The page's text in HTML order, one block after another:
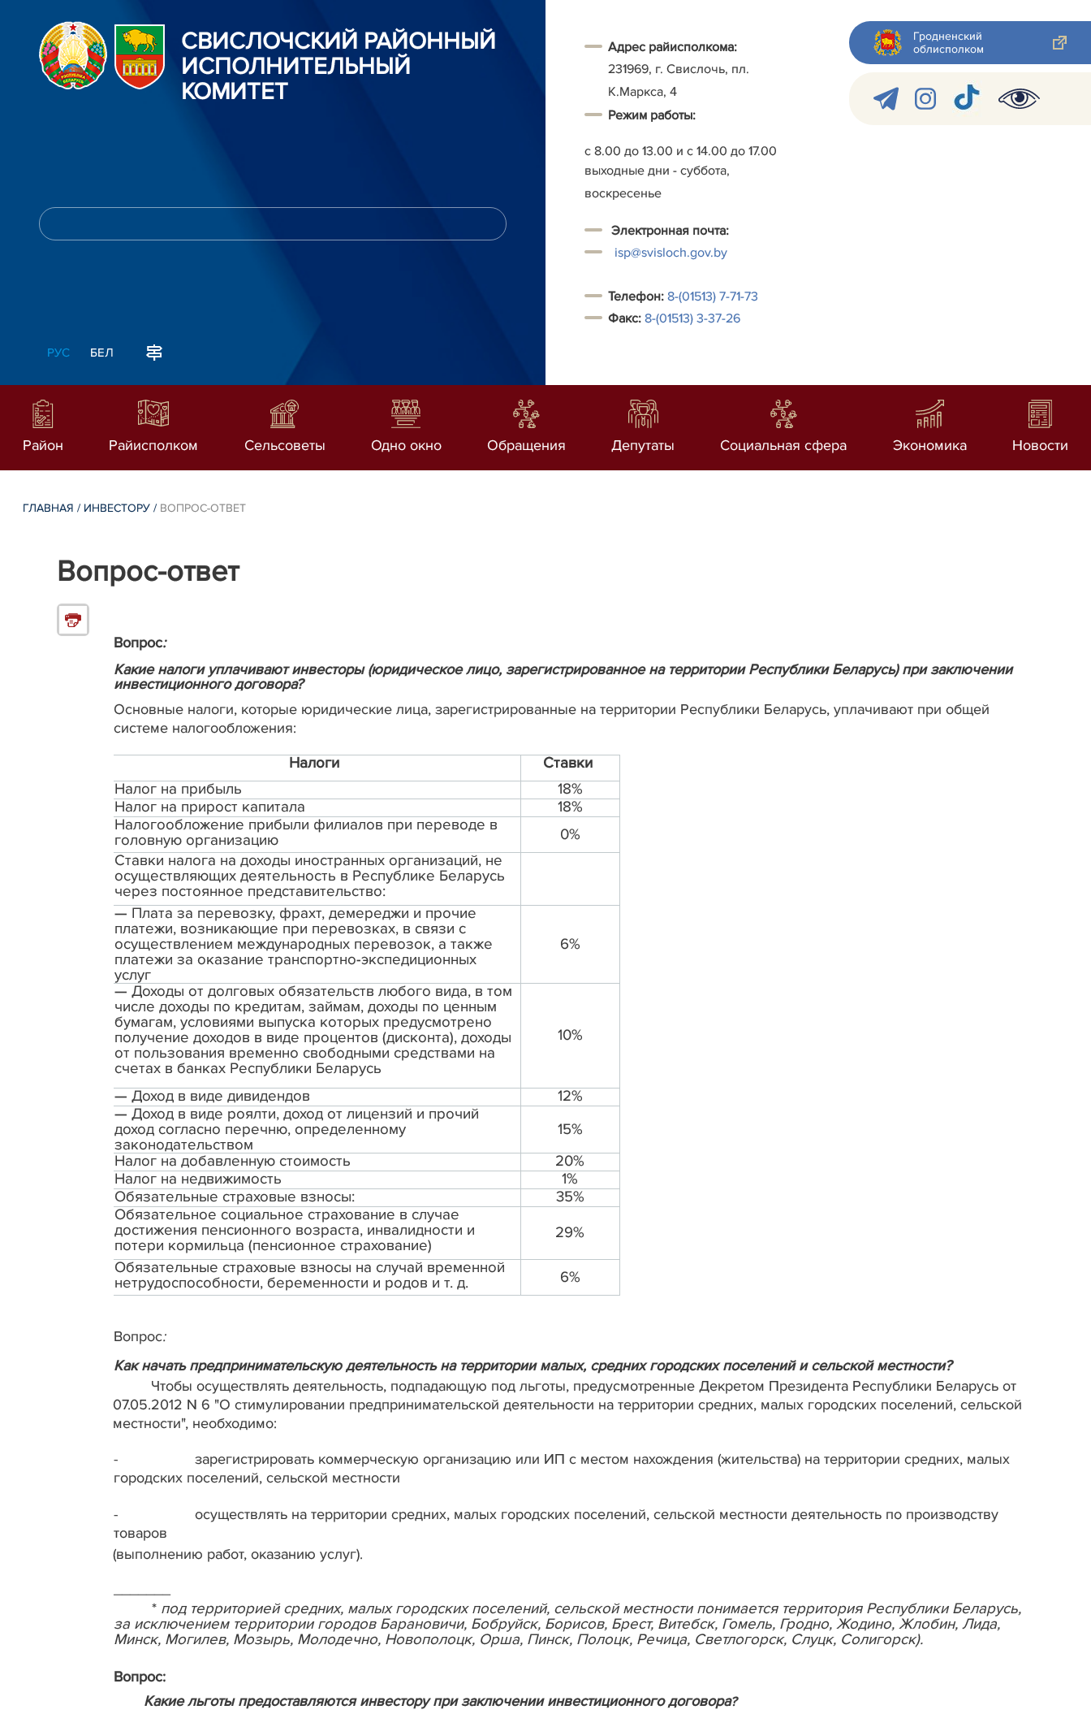
СВИСЛОЧСКИЙ РАЙОННЫЙ
ИСПОЛНИТЕЛЬНЫЙ
КОМИТЕТ
РУС БЕЛ
Адрес райисполкома:
231969, г. Свислочь, пл.
К.Маркса, 4
Режим работы:
с 8.00 до 13.00 и с 14.00 до 17.00
выходные дни - суббота,
воскресенье
Электронная почта:
isp@svisloch.gov.by
Телефон: 8-(01513) 7-71-73
Факс: 8-(01513) 3-37-26
Гродненский
облисполком
Район Райисполком Сельсоветы Одно окно Обращения Депутаты Социальная сфера Экономика Новости
ГЛАВНАЯ / ИНВЕСТОРУ / ВОПРОС-ОТВЕТ
Вопрос-ответ
Вопрос:
Какие налоги уплачивают инвесторы (юридическое лицо, зарегистрированное на территории Республики Беларусь) при заключении
инвестиционного договора?
Основные налоги, которые юридические лица, зарегистрированные на территории Республики Беларусь, уплачивают при общей
системе налогообложения:
Налоги
Ставки
Налог на прибыль
18%
Налог на прирост капитала
18%
Налогообложение прибыли филиалов при переводе в
головную организацию
0%
Ставки налога на доходы иностранных организаций, не
осуществляющих деятельность в Республике Беларусь
через постоянное представительство:
— Плата за перевозку, фрахт, демереджи и прочие
платежи, возникающие при перевозках, в связи с
осуществлением международных перевозок, а также
платежи за оказание транспортно-экспедиционных
услуг
6%
— Доходы от долговых обязательств любого вида, в том
числе доходы по кредитам, займам, доходы по ценным
бумагам, условиями выпуска которых предусмотрено
получение доходов в виде процентов (дисконта), доходы
от пользования временно свободными средствами на
счетах в банках Республики Беларусь
10%
— Доход в виде дивидендов
12%
— Доход в виде роялти, доход от лицензий и прочий
доход согласно перечню, определенному
законодательством
15%
Налог на добавленную стоимость
20%
Налог на недвижимость
1%
Обязательные страховые взносы:
35%
Обязательное социальное страхование в случае
достижения пенсионного возраста, инвалидности и
потери кормильца (пенсионное страхование)
29%
Обязательные страховые взносы на случай временной
нетрудоспособности, беременности и родов и т. д.
6%
Вопрос:
Как начать предпринимательскую деятельность на территории малых, средних городских поселений и сельской местности?
Чтобы осуществлять деятельность, подпадающую под льготы, предусмотренные Декретом Президента Республики Беларусь от
07.05.2012 N 6 "О стимулировании предпринимательской деятельности на территории средних, малых городских поселений, сельской
местности", необходимо:
-
зарегистрировать коммерческую организацию или ИП с местом нахождения (жительства) на территории средних, малых
городских поселений, сельской местности
-
осуществлять на территории средних, малых городских поселений, сельской местности деятельность по производству
товаров
(выполнению работ, оказанию услуг).
* под территорией средних, малых городских поселений, сельской местности понимается территория Республики Беларусь,
за исключением территории городов Барановичи, Бобруйск, Борисов, Брест, Витебск, Гомель, Гродно, Жодино, Жлобин, Лида,
Минск, Могилев, Мозырь, Молодечно, Новополоцк, Орша, Пинск, Полоцк, Речица, Светлогорск, Слуцк, Солигорск).
Вопрос:
Какие льготы предоставляются инвестору при заключении инвестиционного договора?